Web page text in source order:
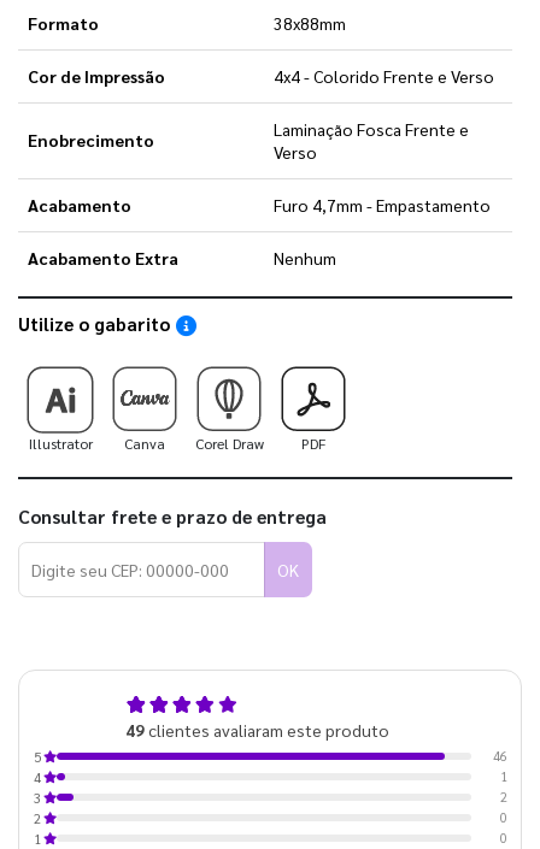
Formato 38x88mm
Cor de Impressão 4x4 - Colorido Frente e Verso
Enobrecimento
Laminação Fosca Frente e
Verso
Acabamento Furo 4,7mm - Empastamento
Acabamento Extra Nenhum
Utilize o gabarito Saiba como utilizar os nossos gabaritos
Illustrator Canva Corel Draw PDF
Consultar frete e prazo de entrega
OK
49clientes avaliaram este produto
5
46
4
1
3
2
2
0
1
0